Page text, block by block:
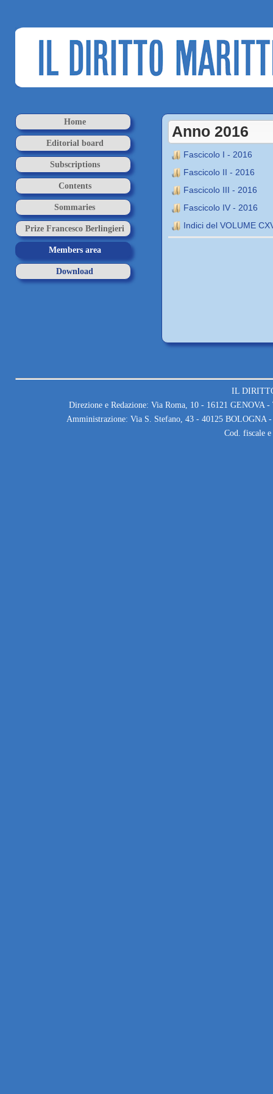
Anno 2016
Fascicolo I - 2016
Fascicolo II - 2016
Fascicolo III - 2016
Fascicolo IV - 2016
Indici del VOLUME
Home
Editorial board
Subscriptions
Contents
Sommaries
Prize Francesco Berlingieri
Members area
Download
IL
Direzione e Redazione: Via Roma, 10 - 16121
Amministrazione: Via S. Stefano, 43 - 40125
Cod. fiscale